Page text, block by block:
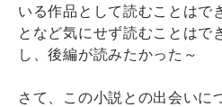
いる作品として読むことはで
となど気にせず読むことはで
し、後編が読みたかった～
さて、この小説との出会いに